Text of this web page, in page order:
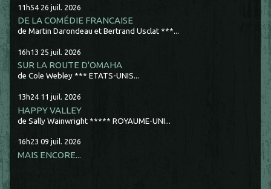
11h54 26 juil. 2026
DE LA COMÉDIE FRANCAISE
de Martin Darondeau et Bertrand Usclat ***...
16h13 25 juil. 2026
SUR LA ROUTE D'OMAHA
de Cole Webley *** ETATS-UNIS...
13h24 11 juil. 2026
HAPPY VALLEY
de Sally Wainwright ***** ROYAUME-UNI...
16h23 09 juil. 2026
MAIS ENCORE...